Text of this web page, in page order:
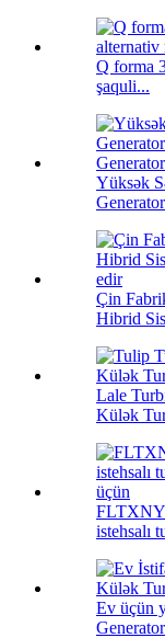
Q forma
şaquli...
Yüksək
Çin
Hibrid
Lale
Külək
FLTXNY
istehsalı
Ev üçün